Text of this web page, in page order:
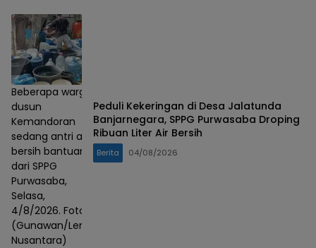
Beberapa warga
dusun
Kemandoran
sedang antri air
bersih bantuan
dari SPPG
Purwasaba,
Selasa,
4/8/2026. Foto :
(Gunawan/Lensa
Nusantara)
Peduli Kekeringan di Desa Jalatunda
Banjarnegara, SPPG Purwasaba Droping
Ribuan Liter Air Bersih
Berita 04/08/2026